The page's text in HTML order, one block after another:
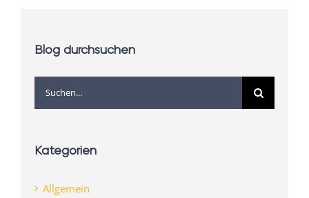
Blog durchsuchen
Suche
nach:
Kategorien
Allgemein